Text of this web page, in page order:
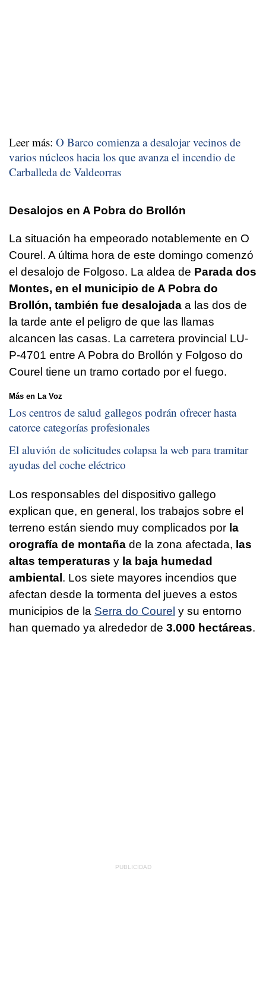
Leer más: O Barco comienza a desalojar vecinos de
varios núcleos hacia los que avanza el incendio de
Carballeda de Valdeorras
Desalojos en A Pobra do Brollón
La situación ha empeorado notablemente en O
Courel. A última hora de este domingo comenzó
el desalojo de Folgoso. La aldea de Parada dos
Montes, en el municipio de A Pobra do
Brollón, también fue desalojada a las dos de
la tarde ante el peligro de que las llamas
alcancen las casas. La carretera provincial LU-
P-4701 entre A Pobra do Brollón y Folgoso do
Courel tiene un tramo cortado por el fuego.
Más en La Voz
Los centros de salud gallegos podrán ofrecer hasta
catorce categorías profesionales
El aluvión de solicitudes colapsa la web para tramitar
ayudas del coche eléctrico
Los responsables del dispositivo gallego
explican que, en general, los trabajos sobre el
terreno están siendo muy complicados por la
orografía de montaña de la zona afectada, las
altas temperaturas y la baja humedad
ambiental. Los siete mayores incendios que
afectan desde la tormenta del jueves a estos
municipios de la Serra do Courel y su entorno
han quemado ya alrededor de 3.000 hectáreas.